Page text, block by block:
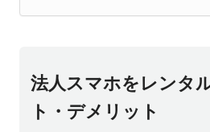
法人スマホをレンタ
ト・デメリット